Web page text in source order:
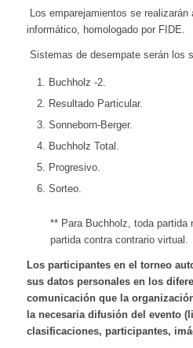
Los emparejamientos se realizarán
informático, homologado por FIDE.
Sistemas de desempate serán los
Buchholz -2.
Resultado Particular.
Sonneborn-Berger.
Buchholz Total.
Progresivo.
Sorteo.
** Para Buchholz, toda partida
partida contra contrario virtual.
Los participantes en el torneo
sus datos personales en los
comunicación que la
la necesaria difusión del evento
clasificaciones, participantes,